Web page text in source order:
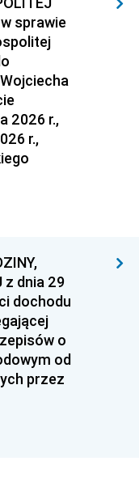
sprawie
2026 r.,
r.,
z dnia 29
dochodu
o
od
przez